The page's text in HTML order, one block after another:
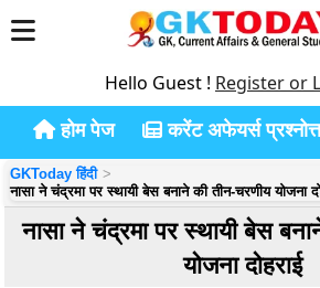
Hello Guest ! Register or
होम पेज करेंट अफेयर्स
GKToday हिंदी
नासा ने चंद्रमा पर स्थायी बेस बनाने की तीन-चरणीय योजना
नासा ने चंद्रमा पर स्थायी बेस
योजना दोहराई